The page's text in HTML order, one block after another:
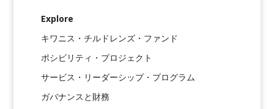
Explore
キワニス・チルドレンズ・ファンド
ポシビリティ・プロジェクト
サービス・リーダーシップ・プログラム
ガバナンスと財務